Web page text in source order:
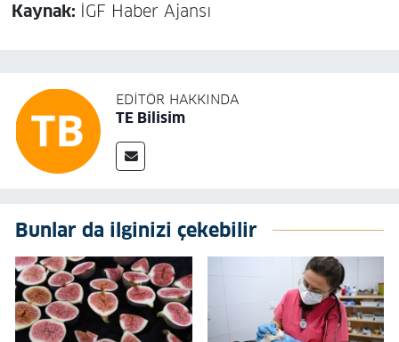
Kaynak: İGF Haber Ajansı
EDITÖR HAKKINDA
TE Bilisim
Bunlar da ilginizi çekebilir